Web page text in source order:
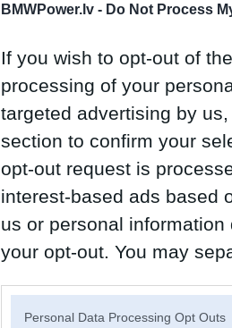
BMWPower.lv - Do Not Process
If you wish to opt-out of
processing of your
targeted advertising by
section to confirm your
opt-out request is
interest-based ads based
us or personal
your opt-out. You may
Personal Data Processing Opt Outs